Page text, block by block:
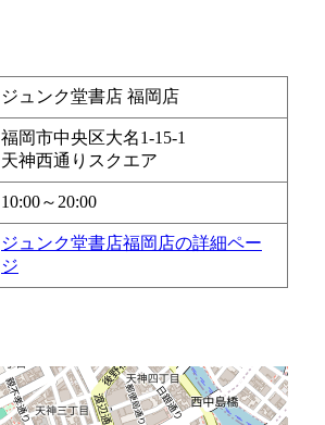
ジュンク堂書店 福岡店
福岡市中央区大名1-15-1
天神西通りスクエア
10:00～20:00
ジュンク堂書店福岡店の詳細ペー
ジ